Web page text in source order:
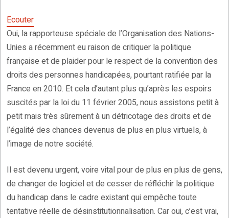
Ecouter
Oui, la rapporteuse spéciale de l’Organisation des Nations-
Unies a récemment eu raison de critiquer la politique
française et de plaider pour le respect de la convention des
droits des personnes handicapées, pourtant ratifiée par la
France en 2010. Et cela d’autant plus qu’après les espoirs
suscités par la loi du 11 février 2005, nous assistons petit à
petit mais très sûrement à un détricotage des droits et de
l’égalité des chances devenus de plus en plus virtuels, à
l’image de notre société.
Il est devenu urgent, voire vital pour de plus en plus de gens,
de changer de logiciel et de cesser de réfléchir la politique
du handicap dans le cadre existant qui empêche toute
tentative réelle de désinstitutionnalisation. Car oui, c’est vrai,